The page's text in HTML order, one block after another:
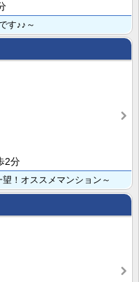
す♪♪～
2分
！オススメマンション～